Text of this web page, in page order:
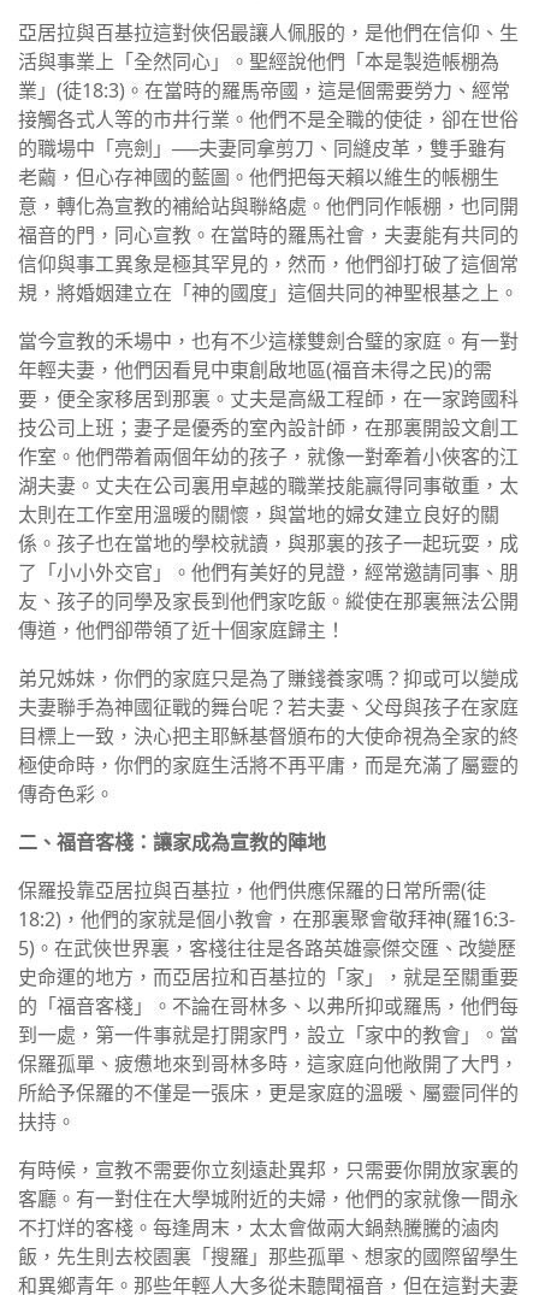
亞居拉與百基拉這對俠侶最讓人佩服的，是他們在信仰、生
活與事業上「全然同心」。聖經說他們「本是製造帳棚為
業」(徒18:3)。在當時的羅馬帝國，這是個需要勞力、經常
接觸各式人等的市井行業。他們不是全職的使徒，卻在世俗
的職場中「亮劍」──夫妻同拿剪刀、同縫皮革，雙手雖有
老繭，但心存神國的藍圖。他們把每天賴以維生的帳棚生
意，轉化為宣教的補給站與聯絡處。他們同作帳棚，也同開
福音的門，同心宣教。在當時的羅馬社會，夫妻能有共同的
信仰與事工異象是極其罕見的，然而，他們卻打破了這個常
規，將婚姻建立在「神的國度」這個共同的神聖根基之上。
當今宣教的禾場中，也有不少這樣雙劍合璧的家庭。有一對
年輕夫妻，他們因看見中東創啟地區(福音未得之民)的需
要，便全家移居到那裏。丈夫是高級工程師，在一家跨國科
技公司上班；妻子是優秀的室內設計師，在那裏開設文創工
作室。他們帶着兩個年幼的孩子，就像一對牽着小俠客的江
湖夫妻。丈夫在公司裏用卓越的職業技能贏得同事敬重，太
太則在工作室用溫暖的關懷，與當地的婦女建立良好的關
係。孩子也在當地的學校就讀，與那裏的孩子一起玩耍，成
了「小小外交官」。他們有美好的見證，經常邀請同事、朋
友、孩子的同學及家長到他們家吃飯。縱使在那裏無法公開
傳道，他們卻帶領了近十個家庭歸主！
弟兄姊妹，你們的家庭只是為了賺錢養家嗎？抑或可以變成
夫妻聯手為神國征戰的舞台呢？若夫妻、父母與孩子在家庭
目標上一致，決心把主耶穌基督頒布的大使命視為全家的終
極使命時，你們的家庭生活將不再平庸，而是充滿了屬靈的
傳奇色彩。
二、福音客棧：讓家成為宣教的陣地
保羅投靠亞居拉與百基拉，他們供應保羅的日常所需(徒
18:2)，他們的家就是個小教會，在那裏聚會敬拜神(羅16:3-
5)。在武俠世界裏，客棧往往是各路英雄豪傑交匯、改變歷
史命運的地方，而亞居拉和百基拉的「家」，就是至關重要
的「福音客棧」。不論在哥林多、以弗所抑或羅馬，他們每
到一處，第一件事就是打開家門，設立「家中的教會」。當
保羅孤單、疲憊地來到哥林多時，這家庭向他敞開了大門，
所給予保羅的不僅是一張床，更是家庭的溫暖、屬靈同伴的
扶持。
有時候，宣教不需要你立刻遠赴異邦，只需要你開放家裏的
客廳。有一對住在大學城附近的夫婦，他們的家就像一間永
不打烊的客棧。每逢周末，太太會做兩大鍋熱騰騰的滷肉
飯，先生則去校園裏「搜羅」那些孤單、想家的國際留學生
和異鄉青年。那些年輕人大多從未聽聞福音，但在這對夫妻